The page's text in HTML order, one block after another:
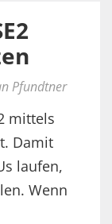
Pfundtner
mittels
Damit
laufen,
Wenn